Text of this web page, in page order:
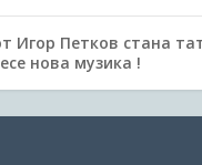
Игор Петков стана
нова музика !